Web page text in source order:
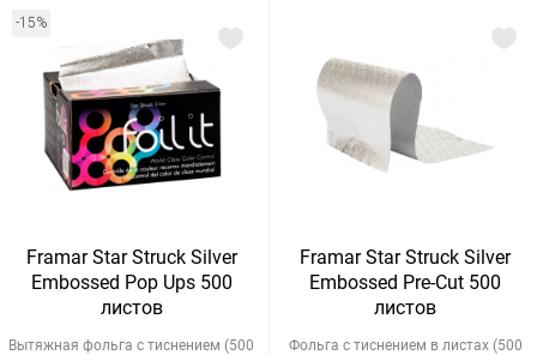
-15%
Framar Star Struck Silver
Embossed Pop Ups 500
листов
Вытяжная фольга с тиснением (500
Framar Star Struck Silver
Embossed Pre-Cut 500
листов
Фольга с тиснением в листах (500